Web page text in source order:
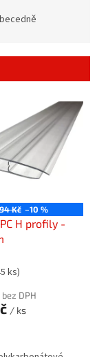
Kč –10 %
H profily -
ks)
DPH
/ ks